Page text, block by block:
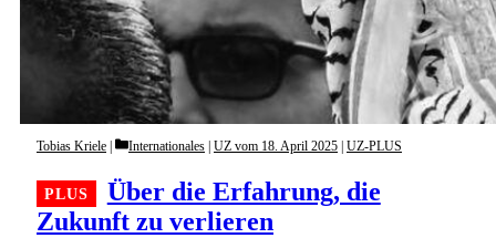
Über die Erfahrung, die
Zukunft zu verlieren
Tobias Kriele Categories
Internationales UZ vom 18. April 2025 UZ-PLUS